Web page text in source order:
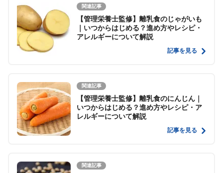
関連記事
【管理栄養士監修】離乳食のじゃがいも
｜いつからはじめる？進め方やレシピ・
アレルギーについて解説
記事を見る
関連記事
【管理栄養士監修】離乳食のにんじん｜
いつからはじめる？進め方やレシピ・ア
レルギーについて解説
記事を見る
関連記事